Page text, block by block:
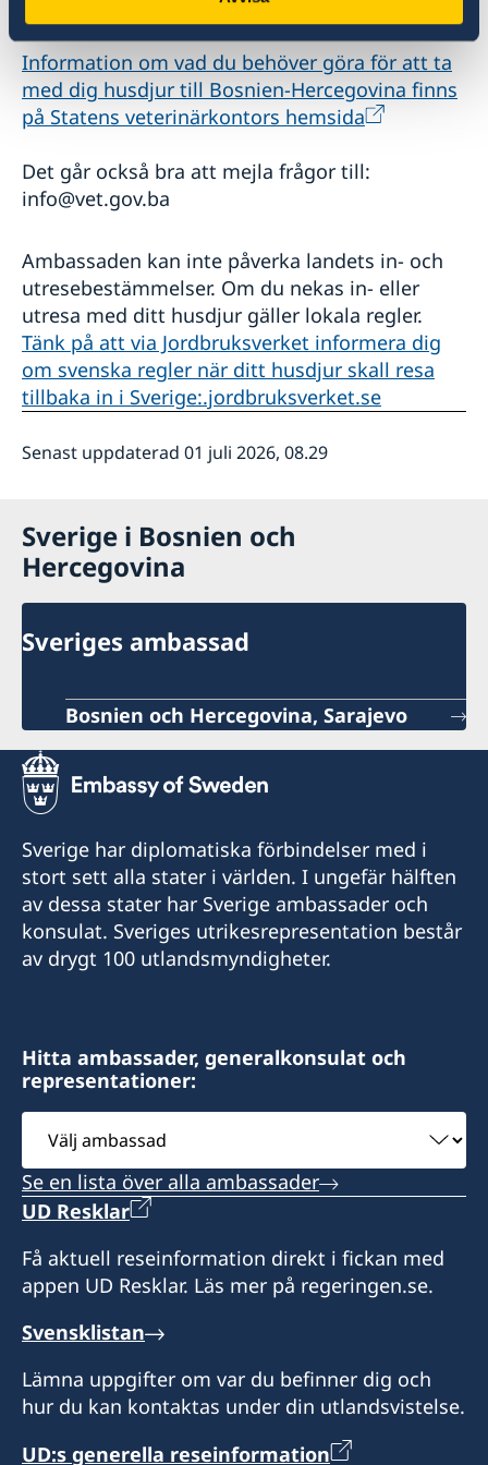
Resa med husdjur
Information om vad du behöver göra för att ta
med dig husdjur till Bosnien-Hercegovina finns
på Statens veterinärkontors hemsida
Det går också bra att mejla frågor till:
info@vet.gov.ba
Ambassaden kan inte påverka landets in- och
utresebestämmelser. Om du nekas in- eller
utresa med ditt husdjur gäller lokala regler.
Tänk på att via Jordbruksverket informera dig
om svenska regler när ditt husdjur skall resa
tillbaka in i Sverige:.jordbruksverket.se
Senast uppdaterad 01 juli 2026, 08.29
Sverige i Bosnien och
Hercegovina
Sveriges ambassad
Bosnien och Hercegovina, Sarajevo
Sverige har diplomatiska förbindelser med i
stort sett alla stater i världen. I ungefär hälften
av dessa stater har Sverige ambassader och
konsulat. Sveriges utrikesrepresentation består
av drygt 100 utlandsmyndigheter.
Hitta ambassader, generalkonsulat och
representationer:
ambassad
Se en lista över alla ambassader
UD Resklar
Få aktuell reseinformation direkt i fickan med
appen UD Resklar. Läs mer på regeringen.se.
Svensklistan
Lämna uppgifter om var du befinner dig och
hur du kan kontaktas under din utlandsvistelse.
UD:s generella reseinformation